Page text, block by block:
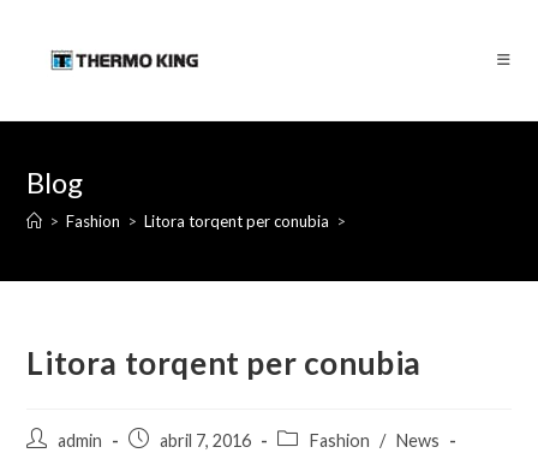
contenido
Blog
> Fashion > Litora torqent per conubia >
Litora torqent per conubia
Autoradmin
Publicación
abril 7, 2016
Categoría
Fashion / News